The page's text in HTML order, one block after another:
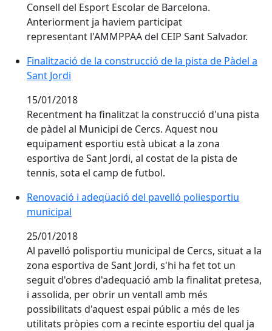
Consell del Esport Escolar de Barcelona.
Anteriorment ja haviem participat
representant l'AMMPPAA del CEIP Sant Salvador.
Finalització de la construcció de la pista de Pàdel a
Finalització de la construcció de la pista de Pàdel a
Sant Jordi
15/01/2018
Recentment ha finalitzat la construcció d'una pista
de pàdel al Municipi de Cercs. Aquest nou
equipament esportiu està ubicat a la zona
esportiva de Sant Jordi, al costat de la pista de
tennis, sota el camp de futbol.
Renovació i adeqüació del pavelló poliesportiu
Renovació i adeqüació del pavelló poliesportiu
municipal
25/01/2018
Al pavelló polisportiu municipal de Cercs, situat a la
zona esportiva de Sant Jordi, s'hi ha fet tot un
seguit d'obres d'adequació amb la finalitat pretesa,
i assolida, per obrir un ventall amb més
possibilitats d'aquest espai públic a més de les
utilitats pròpies com a recinte esportiu del qual ja